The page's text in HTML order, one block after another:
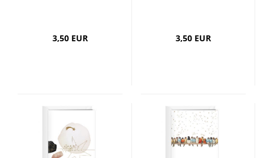
3,50 EUR 3,50 EUR